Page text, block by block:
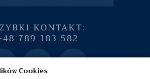
Cookies
KONTAKT:
789 183 582